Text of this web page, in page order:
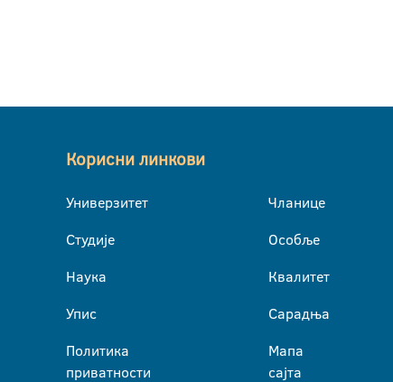
Корисни линкови
Универзитет
Студије
Наука
Упис
Политика
приватности
Чланице
Особље
Квалитет
Сарадња
Мапа
сајта